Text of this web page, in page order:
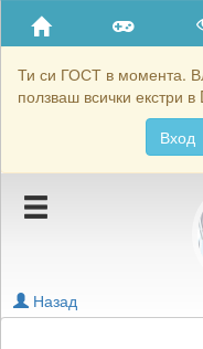
Ти си ГОСТ в момента.
ползваш всички екстри в
Вход
Приятели
Хронология на игри
Подаръците на
Картичките на
Блокирай
Назад